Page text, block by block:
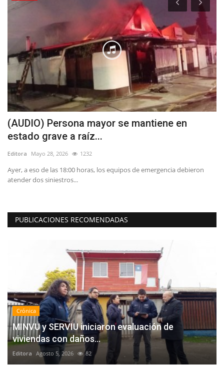
(AUDIO) Persona mayor se mantiene en
estado grave a raíz...
Editora Mayo 28, 2026 1232
Ayer, a eso de las 18:00 horas, los equipos de emergencia debieron
atender dos siniestros...
PUBLICACIONES RECOMENDADAS
Crónica
MINVU y SERVIU iniciaron evaluación de
viviendas con daños...
Editora Agosto 5, 2026 82